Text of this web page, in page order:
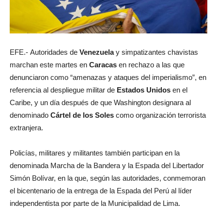
EFE.- Autoridades de Venezuelay simpatizantes chavistas
marchan este martes en Caracas en rechazo a las que
denunciaron como “amenazas y ataques del imperialismo”, en
referencia al despliegue militar de Estados Unidos en el
Caribe, y un día después de que Washington designara al
denominado Cártel de los Soles como organización terrorista
extranjera.
Policías, militares y militantes también participan en la
denominada Marcha de la Bandera y la Espada del Libertador
Simón Bolívar, en la que, según las autoridades, conmemoran
el bicentenario de la entrega de la Espada del Perú al líder
independentista por parte de la Municipalidad de Lima.